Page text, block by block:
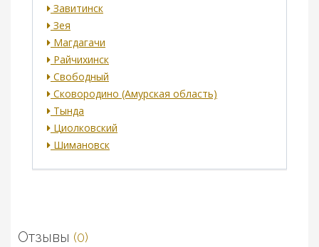
Завитинск
Зея
Магдагачи
Райчихинск
Свободный
Сковородино (Амурская область)
Тында
Циолковский
Шимановск
Отзывы (0)